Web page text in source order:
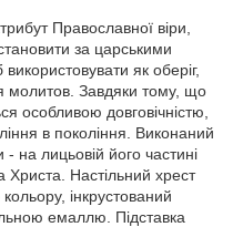
Православної віри,
за царськими
як оберіг,
молитов. Завдяки тому, що
особливою довговічністю,
в покоління. Виконаний
на лицьовій його частині
Христа. Настільний хрест
інкрустований
емаллю. Підставка